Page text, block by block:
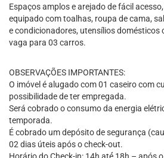
Espaços amplos e arejado de fácil
equipado com toalhas, roupa de cama,
e condicionadores, utensílios domésticos
vaga para 03 carros.
OBSERVAÇÕES IMPORTANTES:
O imóvel é alugado com 01 caseiro com
possibilidade de ter empregada.
Será cobrado o consumo da energia
temporada.
É cobrado um depósito de segurança
02 dias úteis após o check-out.